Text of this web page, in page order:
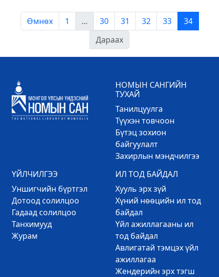
Өмнөх 1 ... 30 31 32 33
34
Дараах
НОМЫН САНГИЙН
ТУХАЙ
Танилцуулга
Түүхэн товчоон
Бүтэц зохион
байгуулалт
Захирлын мэндчилгээ
ҮЙЛЧИЛГЭЭ
Уншигчийн бүртгэл
Дотоод солилцоо
Гадаад солилцоо
Танхимууд
Журам
ИЛ ТОД БАЙДАЛ
Хууль эрх зүй
Хүний нөөцийн ил тод
байдал
Үйл ажиллагааны ил
тод байдал
Авлигатай тэмцэх үйл
ажиллагаа
Жендерийн эрх тэгш